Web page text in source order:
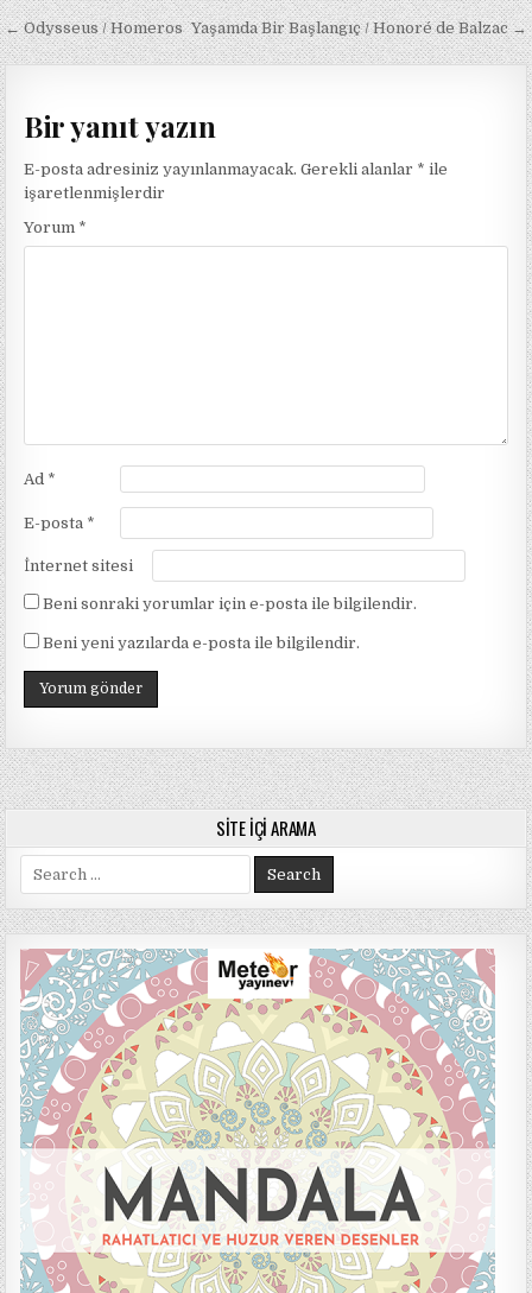
Yazı
gezinmesi
← Odysseus / Homeros Yaşamda Bir Başlangıç / Honoré de Balzac →
Bir yanıt yazın
E-posta adresiniz yayınlanmayacak. Gerekli alanlar * ile
işaretlenmişlerdir
Yorum *
Ad *
E-posta *
İnternet sitesi
Beni sonraki yorumlar için e-posta ile bilgilendir.
Beni yeni yazılarda e-posta ile bilgilendir.
SITE İÇI ARAMA
Search
for: